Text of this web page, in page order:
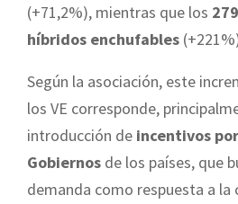
(+71,2%), mientras que los
híbridos enchufables
Según la asociación, este
los VE corresponde,
introducción de incentivos
Gobiernos de los países, que
demanda como respuesta a la